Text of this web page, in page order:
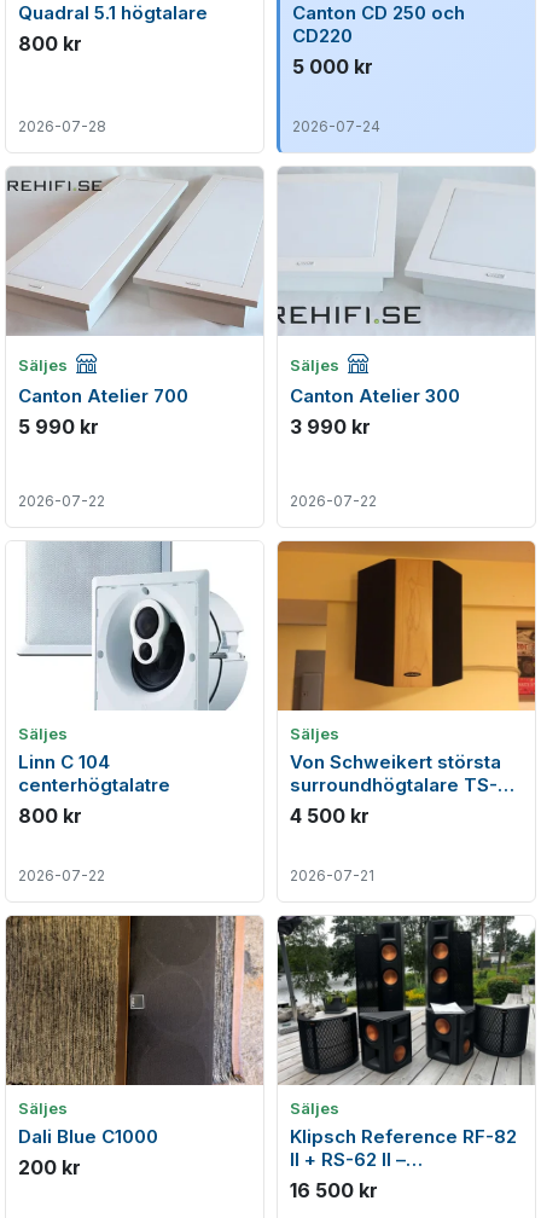
Quadral 5.1 högtalare
800 kr
2026-07-28
Canton CD 250 och
CD220
5 000 kr
2026-07-24
Säljes Företagsannons
Canton Atelier 700
5 990 kr
2026-07-22
Säljes Företagsannons
Canton Atelier 300
3 990 kr
2026-07-22
Säljes
Linn C 104
centerhögtalatre
800 kr
2026-07-22
Säljes
Von Schweikert största
surroundhögtalare TS-
310, TS-200 & TS-150
4 500 kr
2026-07-21
Säljes
Dali Blue C1000
200 kr
Säljes
Klipsch Reference RF-82
II + RS-62 II –
hemmabiopaket i mycket
fint skick
16 500 kr